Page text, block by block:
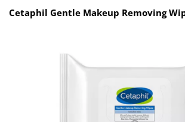
Cetaphil Gentle Makeup Removing